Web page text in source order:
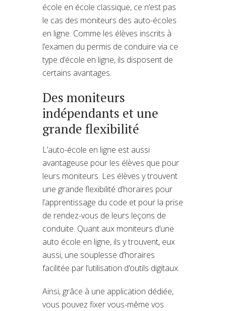
école en école classique, ce n’est pas
le cas des moniteurs des auto-écoles
en ligne. Comme les élèves inscrits à
l’examen du permis de conduire via ce
type d’école en ligne, ils disposent de
certains avantages.
Des moniteurs
indépendants et une
grande flexibilité
L’auto-école en ligne est aussi
avantageuse pour les élèves que pour
leurs moniteurs. Les élèves y trouvent
une grande flexibilité d’horaires pour
l’apprentissage du code et pour la prise
de rendez-vous de leurs leçons de
conduite. Quant aux moniteurs d’une
auto école en ligne, ils y trouvent, eux
aussi, une souplesse d’horaires
facilitée par l’utilisation d’outils digitaux.
Ainsi, grâce à une application dédiée,
vous pouvez fixer vous-même vos